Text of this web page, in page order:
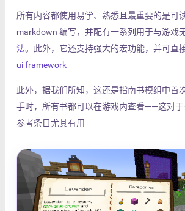
所有内容都使用易学、熟悉且最重要的是可
markdown 编写，并配有一系列用于与游戏
法。此外，它还支持强大的宏功能，并可直
ui framework
此外，据我们所知，这还是指南书模组中首
手时，所有书都可以在游戏内查看——这对
参考条目尤其有用